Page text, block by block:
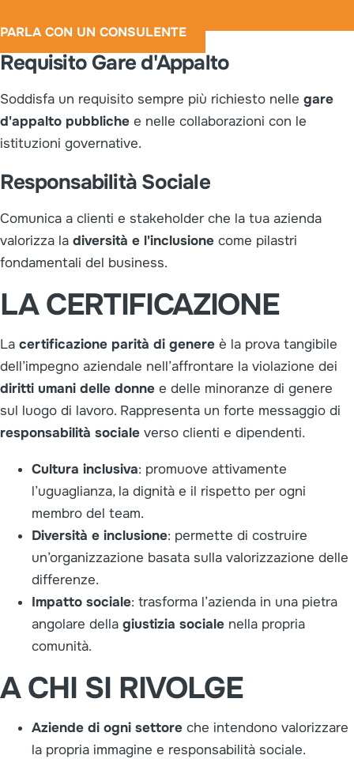
PARLA CON UN CONSULENTE
Requisito Gare d'Appalto
Soddisfa un requisito sempre più richiesto nelle gare
d'appalto pubbliche e nelle collaborazioni con le
istituzioni governative.
Responsabilità Sociale
Comunica a clienti e stakeholder che la tua azienda
valorizza la diversità e l'inclusione come pilastri
fondamentali del business.
LA CERTIFICAZIONE
La certificazione parità di genere è la prova tangibile
dell’impegno aziendale nell’affrontare la violazione dei
diritti umani delle donne e delle minoranze di genere
sul luogo di lavoro. Rappresenta un forte messaggio di
responsabilità sociale verso clienti e dipendenti.
Cultura inclusiva: promuove attivamente
l’uguaglianza, la dignità e il rispetto per ogni
membro del team.
Diversità e inclusione: permette di costruire
un’organizzazione basata sulla valorizzazione delle
differenze.
Impatto sociale: trasforma l’azienda in una pietra
angolare della giustizia sociale nella propria
comunità.
A CHI SI RIVOLGE
Aziende di ogni settore che intendono valorizzare
la propria immagine e responsabilità sociale.